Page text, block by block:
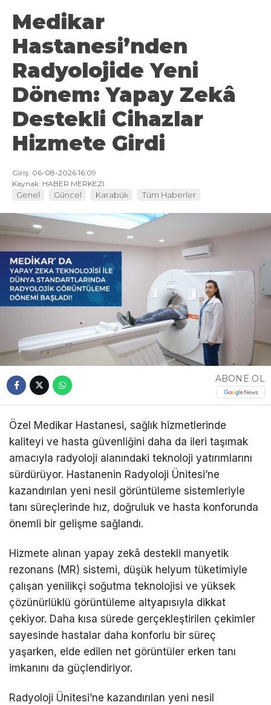
Medikar
Hastanesi’nden
Radyolojide Yeni
Dönem: Yapay Zekâ
Destekli Cihazlar
Hizmete Girdi
Giriş: 06-08-2026 16:09
Kaynak: HABER MERKEZI
Genel Güncel Karabük Tüm Haberler
ABONE OL
Özel Medikar Hastanesi, sağlık hizmetlerinde
kaliteyi ve hasta güvenliğini daha da ileri taşımak
amacıyla radyoloji alanındaki teknoloji yatırımlarını
sürdürüyor. Hastanenin Radyoloji Ünitesi’ne
kazandırılan yeni nesil görüntüleme sistemleriyle
tanı süreçlerinde hız, doğruluk ve hasta konforunda
önemli bir gelişme sağlandı.
Hizmete alınan yapay zekâ destekli manyetik
rezonans (MR) sistemi, düşük helyum tüketimiyle
çalışan yenilikçi soğutma teknolojisi ve yüksek
çözünürlüklü görüntüleme altyapısıyla dikkat
çekiyor. Daha kısa sürede gerçekleştirilen çekimler
sayesinde hastalar daha konforlu bir süreç
yaşarken, elde edilen net görüntüler erken tanı
imkanını da güçlendiriyor.
Radyoloji Ünitesi’ne kazandırılan yeni nesil